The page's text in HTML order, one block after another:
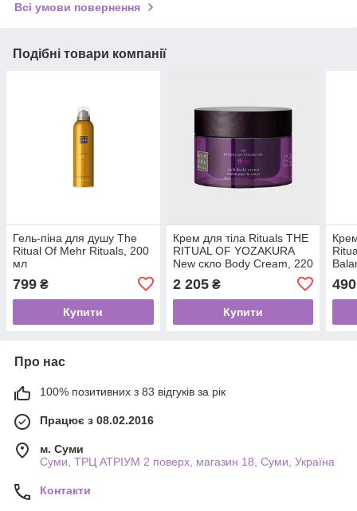
Всі умови повернення
Подібні товари компанії
Гель-піна для душу The
Ritual Of Mehr Rituals, 200
мл
799 ₴
Купити
Крем для тіла Rituals THE
RITUAL OF YOZAKURA
New скло Body Cream, 220
2 205₴
Купити
490
Про нас
100% позитивних з 83 відгуків за рік
Працює з 08.02.2016
м. Суми
Суми, ТРЦ АТРІУМ 2 поверх, магазин 18, Суми, Україна
Контакти